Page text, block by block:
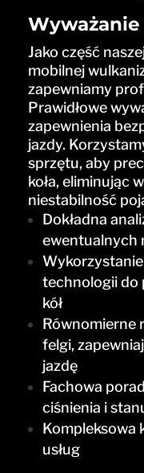
Wyważanie
Jako część
mobilnej
zapewniamy
Prawidłowe
zapewnienia
jazdy.
sprzętu, aby
koła, eliminując
niestabilność
Dokładna
ewentualnych
technologii do
kół
Równomierne
felgi,
jazdę
Fachowa
ciśnienia i
Kompleksowa
usług